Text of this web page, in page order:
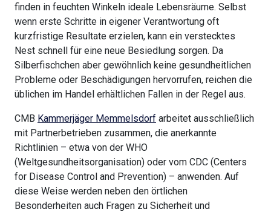
finden in feuchten Winkeln ideale Lebensräume. Selbst
wenn erste Schritte in eigener Verantwortung oft
kurzfristige Resultate erzielen, kann ein verstecktes
Nest schnell für eine neue Besiedlung sorgen. Da
Silberfischchen aber gewöhnlich keine gesundheitlichen
Probleme oder Beschädigungen hervorrufen, reichen die
üblichen im Handel erhältlichen Fallen in der Regel aus.
CMB Kammerjäger Memmelsdorf arbeitet ausschließlich
mit Partnerbetrieben zusammen, die anerkannte
Richtlinien – etwa von der WHO
(Weltgesundheitsorganisation) oder vom CDC (Centers
for Disease Control and Prevention) – anwenden. Auf
diese Weise werden neben den örtlichen
Besonderheiten auch Fragen zu Sicherheit und